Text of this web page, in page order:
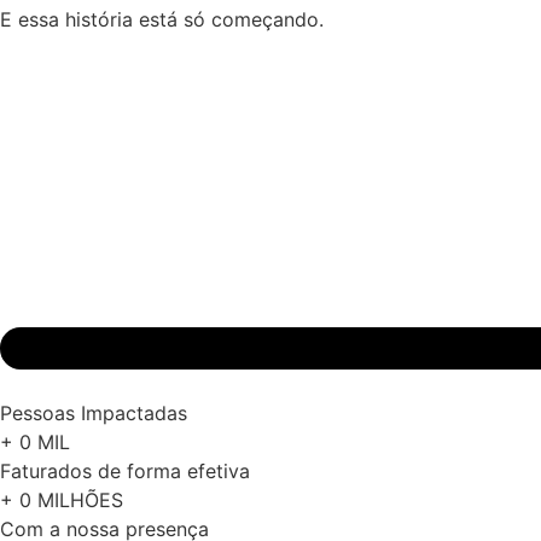
E essa história está só começando.
Pessoas Impactadas
+ 0 MIL
Faturados de forma efetiva
+ 0 MILHÕES
Com a nossa presença